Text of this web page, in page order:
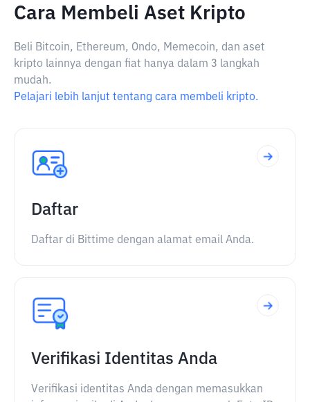
Cara Membeli Aset Kripto
Beli Bitcoin, Ethereum, Ondo, Memecoin, dan aset
kripto lainnya dengan fiat hanya dalam 3 langkah
mudah.
Pelajari lebih lanjut tentang cara membeli kripto.
Daftar
Daftar di Bittime dengan alamat email Anda.
Verifikasi Identitas Anda
Verifikasi identitas Anda dengan memasukkan